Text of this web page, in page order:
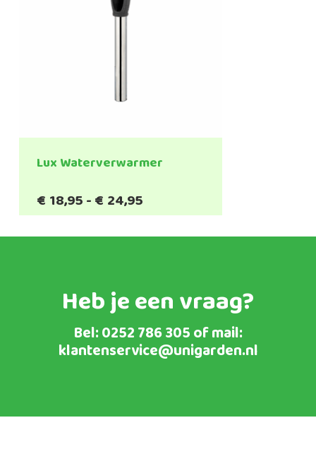
Lux Waterverwarmer
€ 18,95-€ 24,95Prijsklasse:
€18,95
tot
Heb je een vraag?
Bel:0252 786 305of mail:
klantenservice@unigarden.nl